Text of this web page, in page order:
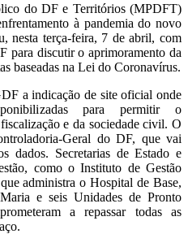
do DF e Territórios (MPDFT)
à pandemia do novo
nesta terça-feira, 7 de abril, com
para discutir o aprimoramento da
baseadas na Lei do Coronavírus.
a indicação de site oficial onde
para permitir o
e da sociedade civil. O
Geral do DF, que vai
dados. Secretarias de Estado e
como o Instituto de Gestão
administra o Hospital de Base,
e seis Unidades de Pronto
a repassar todas as